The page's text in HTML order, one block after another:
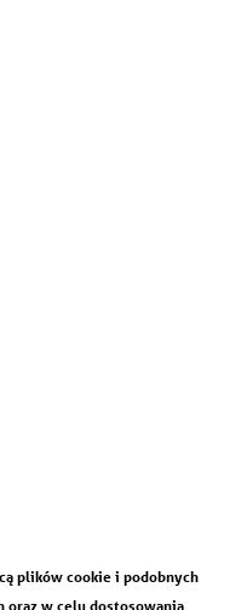
plików cookie i podobnych
w celu dostosowania